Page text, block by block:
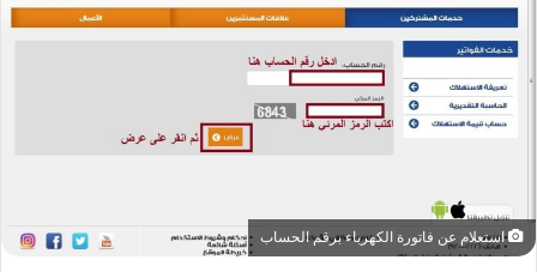
استعلام عن فاتورة الكهرباء برقم الحساب